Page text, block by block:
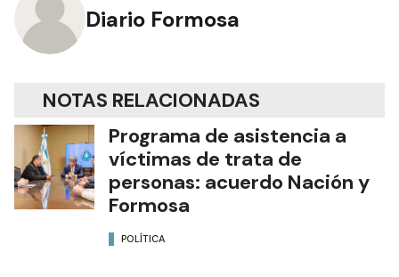
Diario Formosa
NOTAS RELACIONADAS
Programa de asistencia a
víctimas de trata de
personas: acuerdo Nación y
Formosa
POLÍTICA